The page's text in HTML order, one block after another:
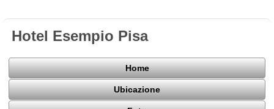
Hotel Esempio Pisa
Home
Ubicazione